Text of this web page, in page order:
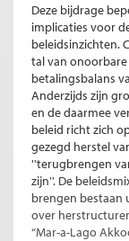
Deze bijdrage
implicaties voor
beleidsinzichten.
tal van
betalingsbalans
Anderzijds zijn
en de daarmee
beleid richt zich
gezegd herstel
''terugbrengen
zijn''. De
brengen bestaan
over
“Mar-a-Lago